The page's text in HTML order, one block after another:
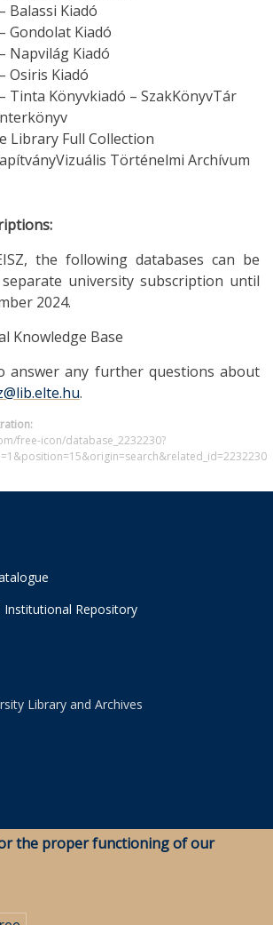
Balassi Kiadó
Gondolat Kiadó
Napvilág Kiadó
Osiris Kiadó
Tinta Könyvkiadó – SzakKönyvTár
Library Full Collection
Történelmi Archívum
the following databases can be
university subscription until
2024.
Knowledge Base
answer any further questions about
.
free-icon/database_2232230?
Institutional Repository
Library and Archives
and Archives (Szombathely)
the proper functioning of our